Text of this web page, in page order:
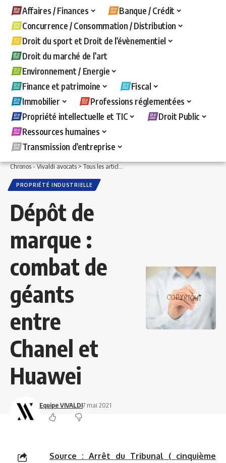
Affaires / Finances
Banque / Crédit
Concurrence / Consommation / Distribution
Droit du sport et Droit de l’évènementiel
Droit du marché de l’art
Environnement / Energie
Finance et patrimoine
Fiscal
Immobilier
Professions réglementées
Propriété intellectuelle et TIC
Droit Public
Ressources humaines
Transmission d’entreprise
Chronos - Vivaldi avocats>Tous les articles >Propriété intellectuelle et TIC>
PROPRIÉTÉ INDUSTRIELLE
Dépôt de
marque :
combat de
géants
entre
Chanel et
Huawei
Equipe VIVALDI7 mai 2021
Source : Arrêt du Tribunal ( cinquième